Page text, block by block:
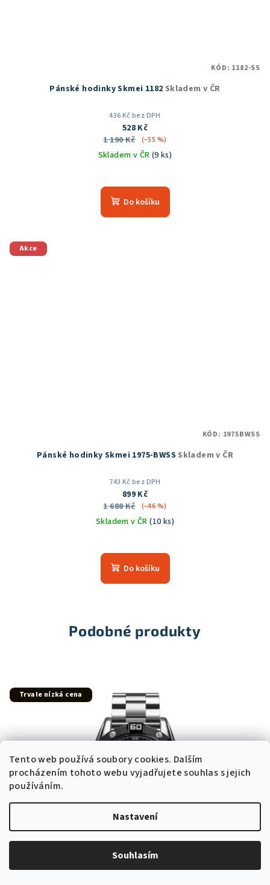
Tento web používá soubory cookies. Dalším
procházením tohoto webu vyjadřujete souhlas s jejich
používáním.
Nastavení
Souhlasím
Pánské hodinky Skmei 1182 Skladem v ČR
436 Kč bez DPH
528 Kč
1 190 Kč
(–55 %)
Skladem v ČR (9 ks)
hodnocení
produktu
Do košíku
KÓD: 1182-SS
Akce
Pánské hodinky Skmei 1975-BWSS Skladem v ČR
743 Kč bez DPH
899 Kč
1 688 Kč
(–46 %)
Skladem v ČR(10 ks)
Do košíku
KÓD: 1975BWSS
Podobné produkty
Trvale nízká cena